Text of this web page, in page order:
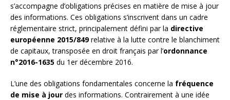
s’accompagne d’obligations précises en matière de mise à jour
des informations. Ces obligations s’inscrivent dans un cadre
réglementaire strict, principalement défini par la directive
européenne 2015/849relative à la lutte contre le blanchiment
de capitaux, transposée en droit français par l’ordonnance
n°2016-1635 du 1er décembre 2016.
L’une des obligations fondamentales concerne la fréquence
de mise à jour des informations. Contrairement à une idée